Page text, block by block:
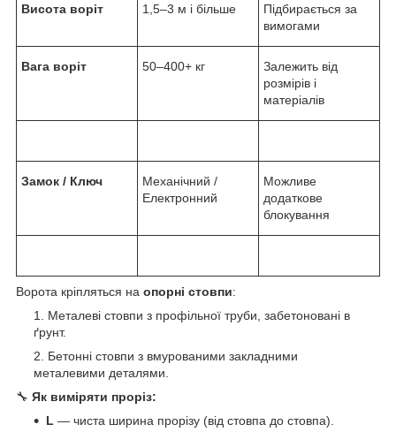
Висота воріт 1,5–3 м і більше
Підбирається за
вимогами
Вага воріт 50–400+ кг
Залежить від
розмірів і
матеріалів
Замок / Ключ
Механічний /
Електронний
Можливе
додаткове
блокування
Ворота кріпляться на опорні стовпи:
Металеві стовпи з профільної труби, забетоновані в
ґрунт.
Бетонні стовпи з вмурованими закладними
металевими деталями.
🔧 Як виміряти проріз:
L — чиста ширина прорізу (від стовпа до стовпа).